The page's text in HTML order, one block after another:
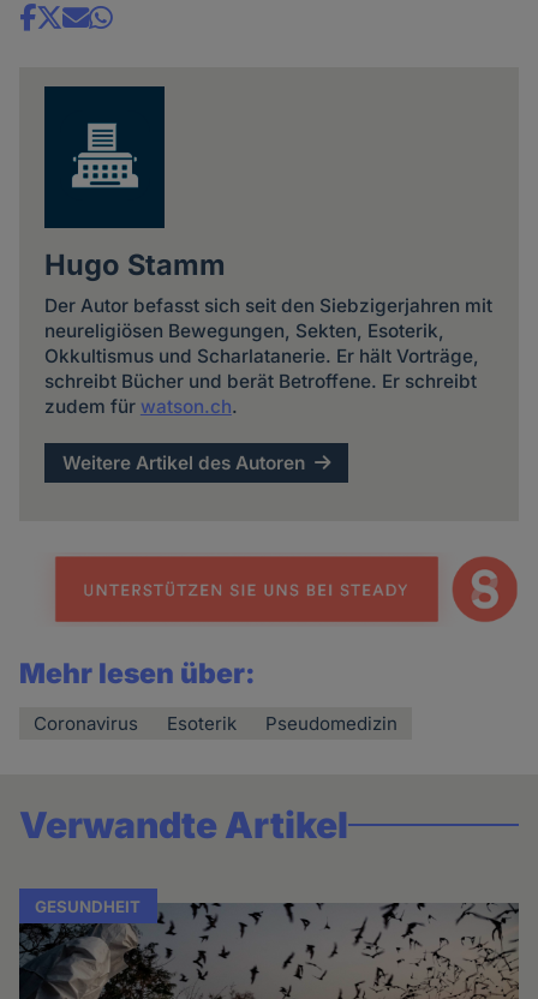
Share
Hugo Stamm
Der Autor befasst sich seit den Siebzigerjahren mit
neureligiösen Bewegungen, Sekten, Esoterik,
Okkultismus und Scharlatanerie. Er hält Vorträge,
schreibt Bücher und berät Betroffene. Er schreibt
zudem für watson.ch.
Weitere Artikel des Autoren
Mehr lesen über:
Coronavirus Esoterik Pseudomedizin
Verwandte Artikel
GESUNDHEIT